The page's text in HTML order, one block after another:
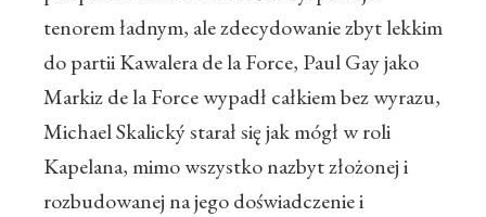
tenorem ładnym, ale zdecydowanie zbyt lekkim
do partii Kawalera de la Force, Paul Gay jako
Markiz de la Force wypadł całkiem bez wyrazu,
Michael Skalický starał się jak mógł w roli
Kapelana, mimo wszystko nazbyt złożonej i
rozbudowanej na jego doświadczenie i